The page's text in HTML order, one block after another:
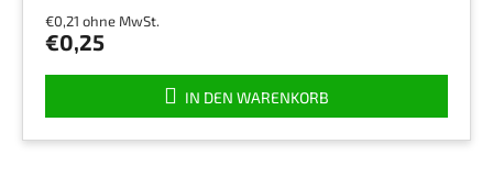
€0,21 ohne MwSt.
€0,25
IN DEN WARENKORB